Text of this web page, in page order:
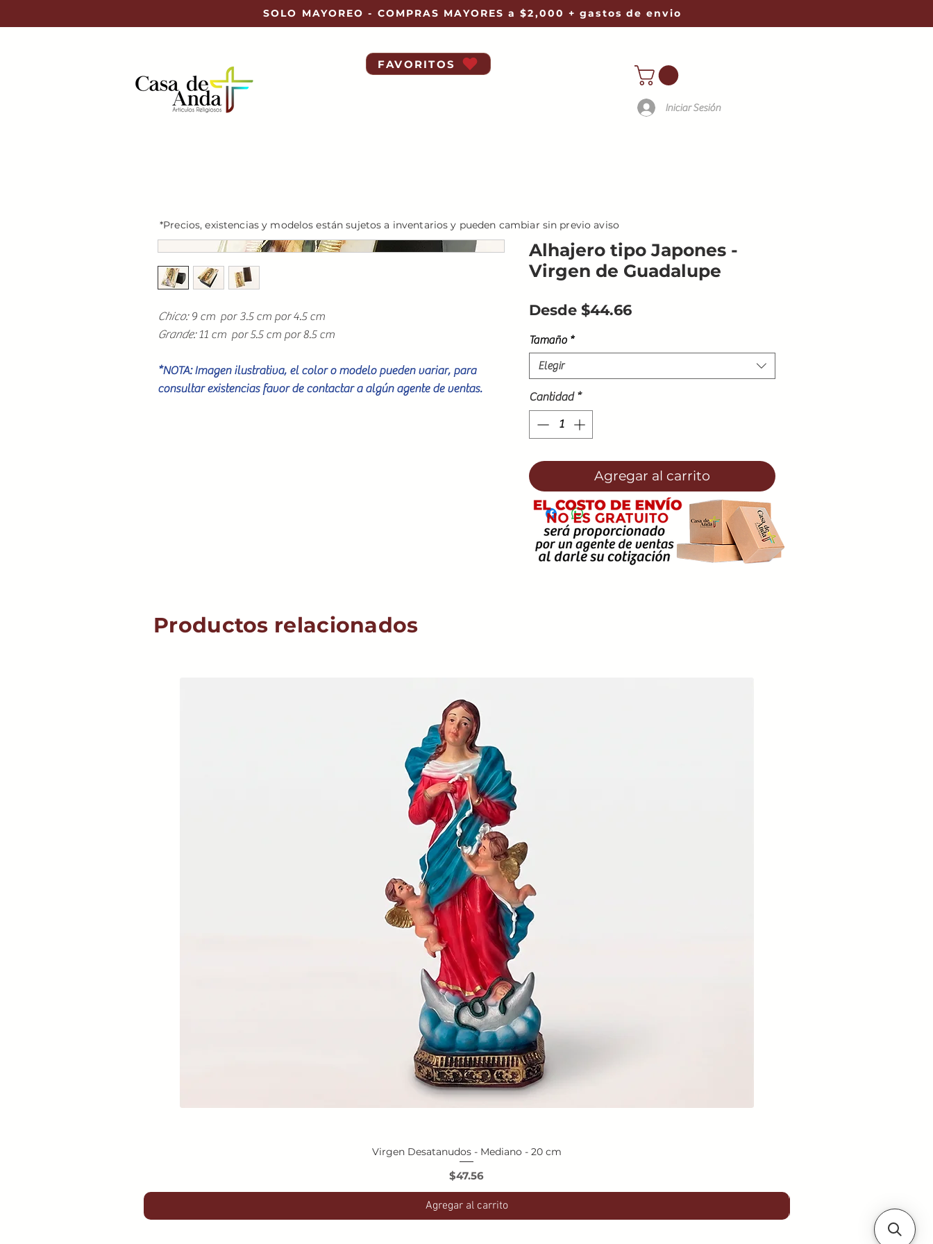
SOLO MAYOREO - COMPRAS MAYORES a $2,000 + gastos de envio
FAVORITOS
Iniciar Sesión
Chico:9 cm por 3.5 cm por 4.5 cm
Grande:11 cm por 5.5 cm por 8.5 cm
*NOTA: Imagen ilustrativa, el color o modelo pueden variar, para
consultar existencias favor de contactar a algún agente de ventas.
Alhajero tipo Japones -
Virgen de Guadalupe
Desde $44.66Precio
Tamaño *
Elegir
Cantidad *
Agregar al carrito
*Precios, existencias y modelos están sujetos a inventarios y pueden cambiar sin previo aviso
Productos relacionados
Vista rápida
Virgen Desatanudos - Mediano - 20 cm
Precio
$47.56
Agregar al carrito